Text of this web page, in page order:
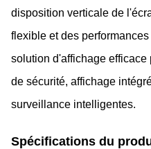
disposition verticale de
flexible et des
solution d'affichage
de sécurité, affichage
surveillance intelligentes.
Spécifications du